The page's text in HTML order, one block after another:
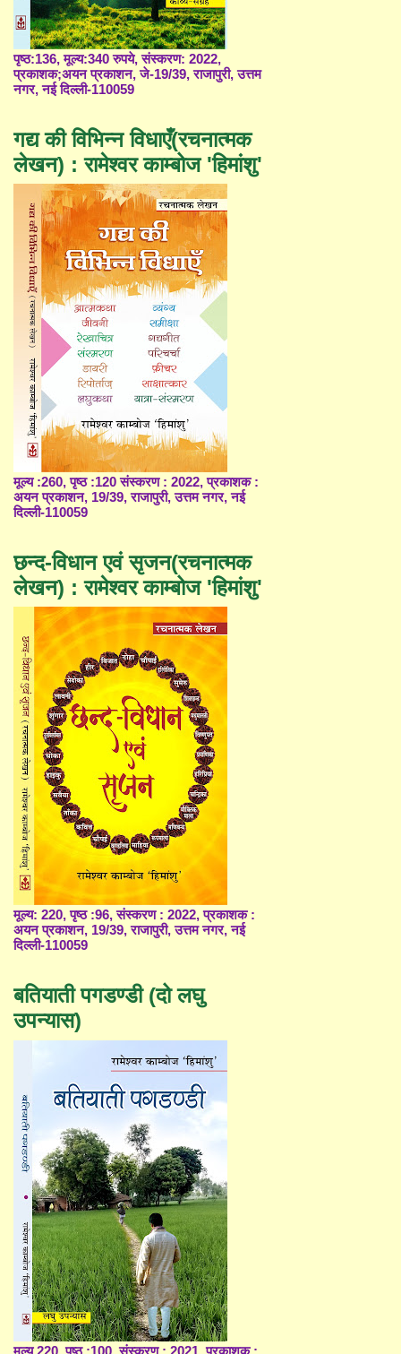
पृष्ठ:136, मूल्य:340 रुपये, संस्करण: 2022,
प्रकाशक;अयन प्रकाशन, जे-19/39, राजापुरी, उत्तम
नगर, नई दिल्ली-110059
गद्य की विभिन्न विधाएँ(रचनात्मक
लेखन) : रामेश्वर काम्बोज 'हिमांशु'
मूल्य :260, पृष्ठ :120 संस्करण : 2022, प्रकाशक :
अयन प्रकाशन, 19/39, राजापुरी, उत्तम नगर, नई
दिल्ली-110059
छन्द-विधान एवं सृजन(रचनात्मक
लेखन) : रामेश्वर काम्बोज 'हिमांशु'
मूल्य: 220, पृष्ठ :96, संस्करण : 2022, प्रकाशक :
अयन प्रकाशन, 19/39, राजापुरी, उत्तम नगर, नई
दिल्ली-110059
बतियाती पगडण्डी (दो लघु
उपन्यास)